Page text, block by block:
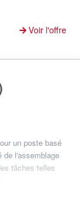
Voir l'offre
un poste basé
de l'assemblage
tâches telles